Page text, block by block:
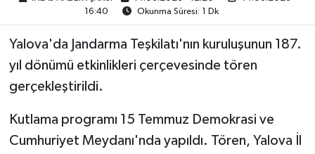
16:40
Okunma Süresi: 1 Dk
Yalova'da Jandarma Teşkilatı'nın kuruluşunun 187.
yıl dönümü etkinlikleri çerçevesinde tören
gerçekleştirildi.
Kutlama programı 15 Temmuz Demokrasi ve
Cumhuriyet Meydanı'nda yapıldı. Tören, Yalova İl